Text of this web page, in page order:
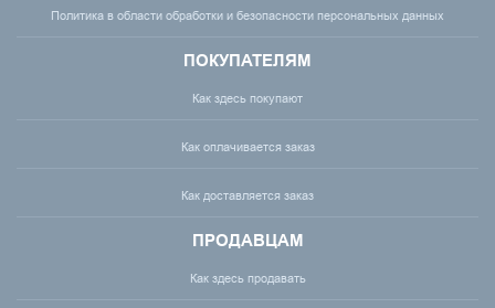
Политика в области обработки и безопасности персональных данных
ПОКУПАТЕЛЯМ
Как здесь покупают
Как оплачивается заказ
Как доставляется заказ
ПРОДАВЦАМ
Как здесь продавать